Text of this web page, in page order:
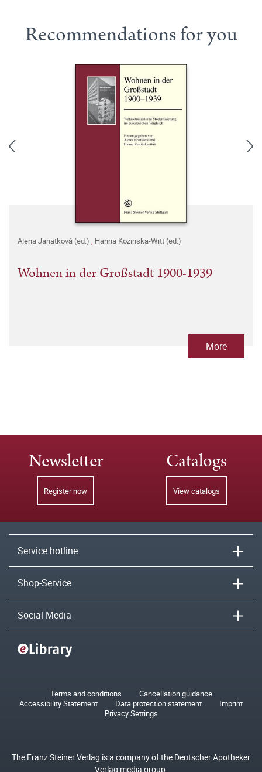
Recommendations for you
Alena Janatková (ed.) , Hanna Kozinska-Witt (ed.)
Wohnen in der Großstadt 1900-1939
More
Newsletter
Register now
Catalogs
View catalogs
Service hotline
Shop-Service
Social Media
Terms and conditions
Cancellation guidance
Accessibility Statement
Data protection statement
Imprint
Privacy Settings
The Franz Steiner Verlag is a company of the Deutscher Apotheker
Verlag media group.